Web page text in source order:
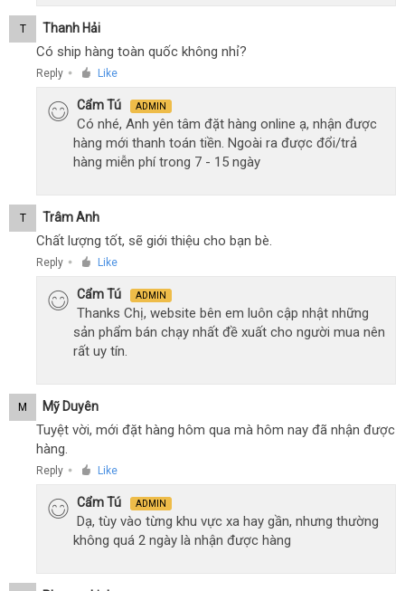
T Thanh Hải
Có ship hàng toàn quốc không nhỉ?
Reply ● Like
Cẩm Tú ADMIN
Có nhé, Anh yên tâm đặt hàng online ạ, nhận được
hàng mới thanh toán tiền. Ngoài ra được đổi/trả
hàng miễn phí trong 7 - 15 ngày
T Trâm Anh
Chất lượng tốt, sẽ giới thiệu cho bạn bè.
Reply ● Like
Cẩm Tú ADMIN
Thanks Chị, website bên em luôn cập nhật những
sản phẩm bán chạy nhất đề xuất cho người mua nên
rất uy tín.
M Mỹ Duyên
Tuyệt vời, mới đặt hàng hôm qua mà hôm nay đã nhận được
hàng.
Reply ● Like
Cẩm Tú ADMIN
Dạ, tùy vào từng khu vực xa hay gần, nhưng thường
không quá 2 ngày là nhận được hàng